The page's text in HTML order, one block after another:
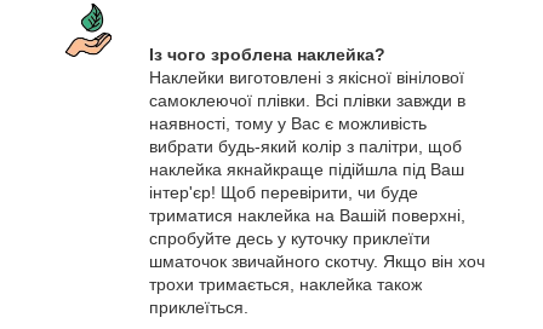
Із чого зроблена наклейка?
Наклейки виготовлені з якісної вінілової
самоклеючої плівки. Всі плівки завжди в
наявності, тому у Вас є можливість
вибрати будь-який колір з палітри, щоб
наклейка якнайкраще підійшла під Ваш
інтер'єр! Щоб перевірити, чи буде
триматися наклейка на Вашій поверхні,
спробуйте десь у куточку приклеїти
шматочок звичайного скотчу. Якщо він хоч
трохи тримається, наклейка також
приклеїться.